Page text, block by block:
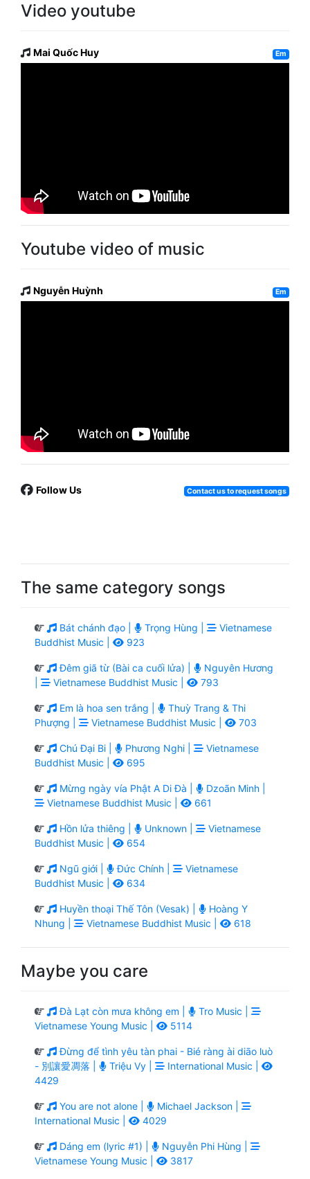
Video youtube
Mai Quốc Huy Em
Youtube video of music
Nguyễn Huỳnh Em
Follow Us Contact us to request songs
The same category songs
Bát chánh đạo | Trọng Hùng |
Vietnamese
Buddhist Music |
923
Đêm giã từ (Bài ca cuối lửa) |
Nguyên Hương
Vietnamese Buddhist Music | 793
Em là hoa sen trắng |
Thuỳ Trang & Thi
Phượng |
Vietnamese Buddhist Music | 703
Chú Đại Bi | Phương Nghi |
Vietnamese
Buddhist Music |
695
Mừng ngày vía Phật A Di Đà |
Dzoãn Minh |
Vietnamese Buddhist Music |
661
Hồn lửa thiêng | Unknown |
Vietnamese
Buddhist Music |
654
Ngũ giới | Đức Chính |
Vietnamese
Buddhist Music |
634
Huyền thoại Thế Tôn (Vesak) |
Hoàng Y
Nhung |
Vietnamese Buddhist Music | 618
Maybe you care
Đà Lạt còn mưa không em |
Tro Music |
Vietnamese Young Music |
5114
Đừng để tình yêu tàn phai - Bié ràng ài diāo luò
- 別讓愛凋落 |
Triệu Vy |
International Music |
4429
You are not alone |
Michael Jackson |
International Music |
4029
Dáng em (lyric #1) |
Nguyễn Phi Hùng |
Vietnamese Young Music |
3817